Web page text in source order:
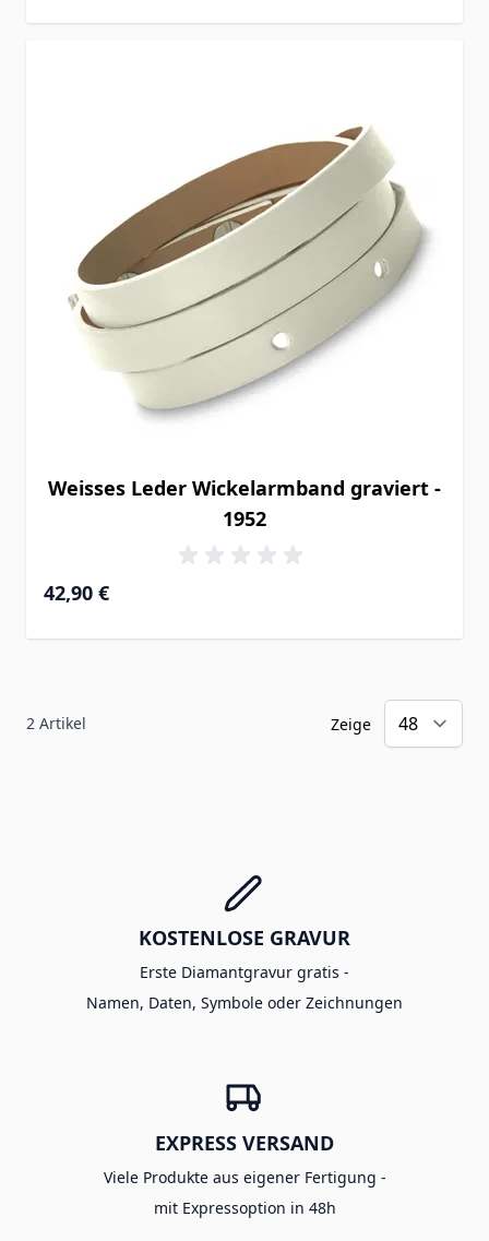
Weisses Leder Wickelarmband graviert -
1952
42,90 €
2 Artikel Zeige
KOSTENLOSE GRAVUR
Erste Diamantgravur gratis -
Namen, Daten, Symbole oder Zeichnungen
EXPRESS VERSAND
Viele Produkte aus eigener Fertigung -
mit Expressoption in 48h